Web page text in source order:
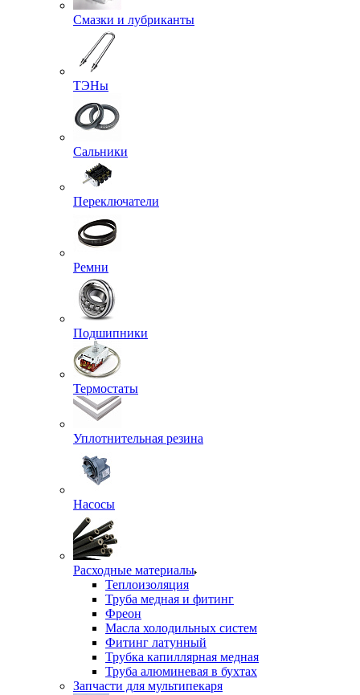
Смазки и лубриканты
ТЭНы
Сальники
Переключатели
Ремни
Подшипники
Термостаты
Уплотнительная резина
Насосы
Расходные материалы
Теплоизоляция
Труба медная и фитинг
Фреон
Масла холодильных систем
Фитинг латунный
Трубка капиллярная медная
Труба алюминевая в бухтах
Запчасти для мультипекаря